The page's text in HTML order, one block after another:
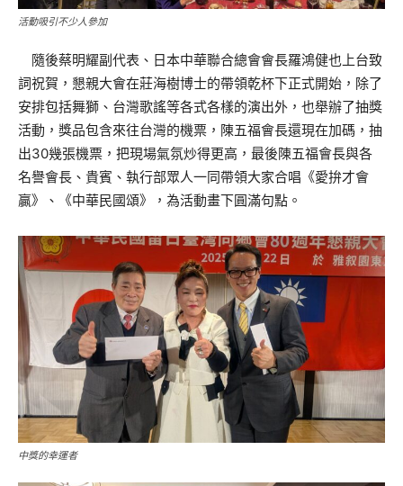
活動吸引不少人參加
隨後蔡明耀副代表、日本中華聯合總會會長羅鴻健也上台致
詞祝賀，懇親大會在莊海樹博士的帶領乾杯下正式開始，除了
安排包括舞獅、台灣歌謠等各式各樣的演出外，也舉辦了抽獎
活動，獎品包含來往台灣的機票，陳五福會長還現在加碼，抽
出30幾張機票，把現場氣氛炒得更高，最後陳五福會長與各
名譽會長、貴賓、執行部眾人一同帶領大家合唱《愛拚才會
贏》、《中華民國頌》，為活動畫下圓滿句點。
中獎的幸運者